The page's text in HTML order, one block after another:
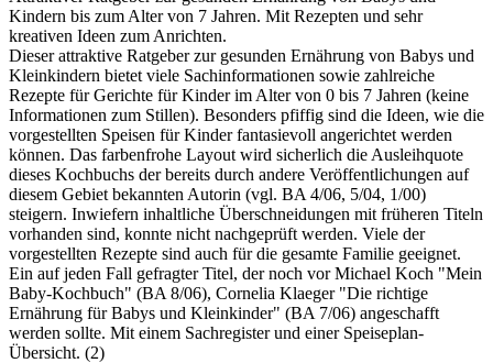
Kindern bis zum Alter von 7 Jahren. Mit Rezepten und sehr
kreativen Ideen zum Anrichten.
Dieser attraktive Ratgeber zur gesunden Ernährung von Babys und
Kleinkindern bietet viele Sachinformationen sowie zahlreiche
Rezepte für Gerichte für Kinder im Alter von 0 bis 7 Jahren (keine
Informationen zum Stillen). Besonders pfiffig sind die Ideen, wie die
vorgestellten Speisen für Kinder fantasievoll angerichtet werden
können. Das farbenfrohe Layout wird sicherlich die Ausleihquote
dieses Kochbuchs der bereits durch andere Veröffentlichungen auf
diesem Gebiet bekannten Autorin (vgl. BA 4/06, 5/04, 1/00)
steigern. Inwiefern inhaltliche Überschneidungen mit früheren Titeln
vorhanden sind, konnte nicht nachgeprüft werden. Viele der
vorgestellten Rezepte sind auch für die gesamte Familie geeignet.
Ein auf jeden Fall gefragter Titel, der noch vor Michael Koch "Mein
Baby-Kochbuch" (BA 8/06), Cornelia Klaeger "Die richtige
Ernährung für Babys und Kleinkinder" (BA 7/06) angeschafft
werden sollte. Mit einem Sachregister und einer Speiseplan-
Übersicht. (2)